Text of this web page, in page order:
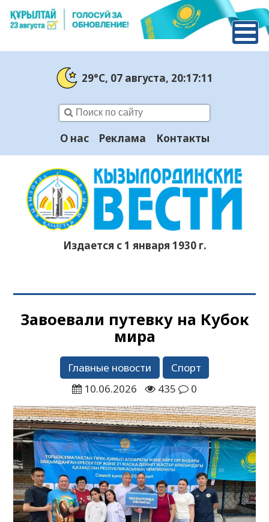
29°C, 07 августа, 20:17:11
О нас Реклама Контакты
Издается с 1 января 1930 г.
Завоевали путевку на Кубок
мира
Главные новости
Спорт
10.06.2026
435 0